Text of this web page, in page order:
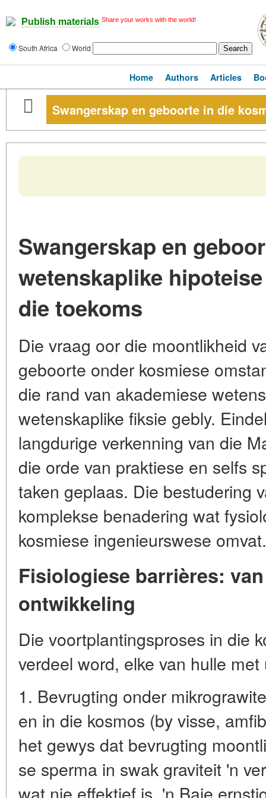
Publish materials Share your works with the world!
South Africa World
Home Authors Articles
Swangerskap en geboorte in die
Swangerskap en
wetenskaplike
die toekoms
Die vraag oor die moontlikheid
geboorte onder kosmiese
die rand van akademiese
wetenskaplike fiksie gebly.
langdurige verkenning van die
die orde van praktiese en selfs
taken geplaas. Die bestudering
komplekse benadering wat
kosmiese ingenieurswese omvat.
Fisiologiese barrières:
ontwikkeling
Die voortplantingsproses in die
verdeel word, elke van hulle
1. Bevrugting onder
en in die kosmos (by visse,
het gewys dat bevrugting
se sperma in swak graviteit 'n
wat nie effektief is. 'n Baie